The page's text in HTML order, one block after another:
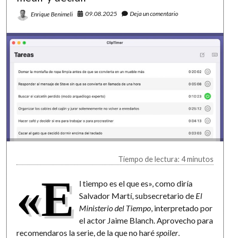
Enrique Benimeli 09.08.2025 Deja un comentario
Tiempo de lectura: 4 minutos
«E l tiempo es el que es», como diría
Salvador Martí, subsecretario de El
Ministerio del Tiempo, interpretado por
el actor Jaime Blanch. Aprovecho para
recomendaros la serie, de la que no haré spoiler